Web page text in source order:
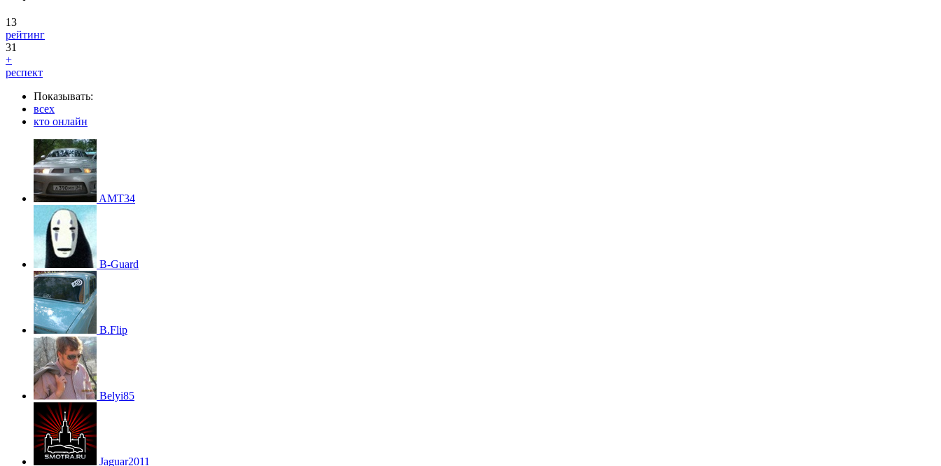
13
рейтинг
31
+
респект
Показывать:
всех
кто онлайн
AMT34
B-Guard
B.Flip
Belyi85
Jaguar2011